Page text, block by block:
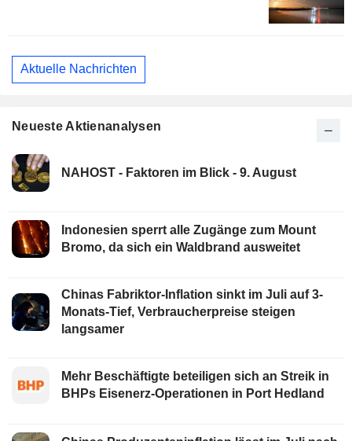
Aktuelle Nachrichten
Neueste Aktienanalysen
NAHOST - Faktoren im Blick - 9. August
Indonesien sperrt alle Zugänge zum Mount
Bromo, da sich ein Waldbrand ausweitet
Chinas Fabriktor-Inflation sinkt im Juli auf 3-
Monats-Tief, Verbraucherpreise steigen
langsamer
Mehr Beschäftigte beteiligen sich an Streik in
BHPs Eisenerz-Operationen in Port Hedland